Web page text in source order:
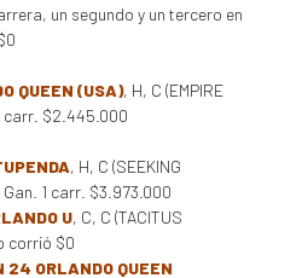
un segundo y un tercero en
QUEEN (USA), H, C (EMPIRE
carr. $2.445.000
, H, C (SEEKING
Gan. 1 carr. $3.973.000
U, C, C (TACITUS
corrió $0
24 ORLANDO QUEEN